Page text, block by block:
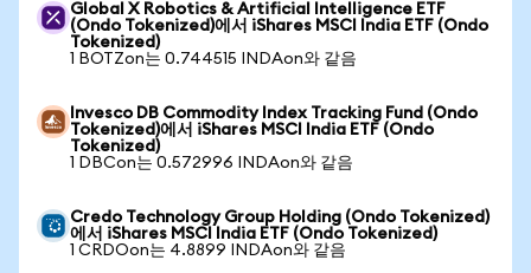
Global X Robotics & Artificial Intelligence ETF
(Ondo Tokenized)에서 iShares MSCI India ETF (Ondo
Tokenized)
1 BOTZon는 0.744515 INDAon와 같음
Invesco DB Commodity Index Tracking Fund (Ondo
Tokenized)에서 iShares MSCI India ETF (Ondo
Tokenized)
1 DBCon는 0.572996 INDAon와 같음
Credo Technology Group Holding (Ondo Tokenized)
에서 iShares MSCI India ETF (Ondo Tokenized)
1 CRDOon는 4.8899 INDAon와 같음